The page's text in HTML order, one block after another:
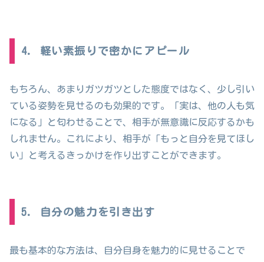
4. 軽い素振りで密かにアピール
もちろん、あまりガツガツとした態度ではなく、少し引い
ている姿勢を見せるのも効果的です。「実は、他の人も気
になる」と匂わせることで、相手が無意識に反応するかも
しれません。これにより、相手が「もっと自分を見てほし
い」と考えるきっかけを作り出すことができます。
5. 自分の魅力を引き出す
最も基本的な方法は、自分自身を魅力的に見せることで